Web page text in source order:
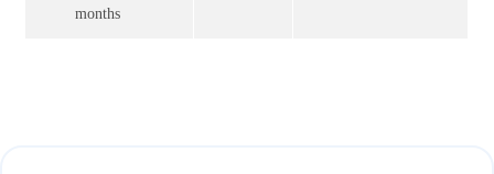
months